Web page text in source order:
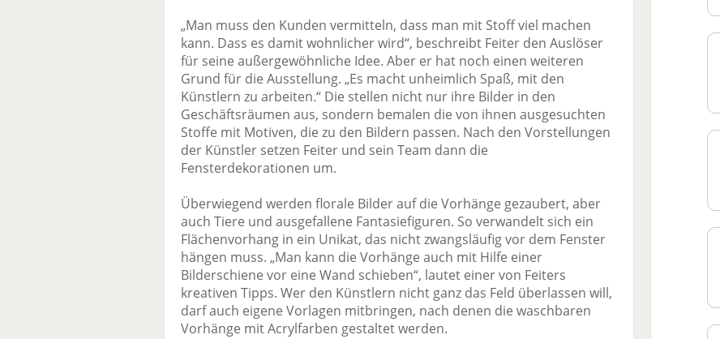
„Man muss den Kunden vermitteln, dass man mit Stoff viel machen
kann. Dass es damit wohnlicher wird“, beschreibt Feiter den Auslöser
für seine außergewöhnliche Idee. Aber er hat noch einen weiteren
Grund für die Ausstellung. „Es macht unheimlich Spaß, mit den
Künstlern zu arbeiten.“ Die stellen nicht nur ihre Bilder in den
Geschäftsräumen aus, sondern bemalen die von ihnen ausgesuchten
Stoffe mit Motiven, die zu den Bildern passen. Nach den Vorstellungen
der Künstler setzen Feiter und sein Team dann die
Fensterdekorationen um.
Überwiegend werden florale Bilder auf die Vorhänge gezaubert, aber
auch Tiere und ausgefallene Fantasiefiguren. So verwandelt sich ein
Flächenvorhang in ein Unikat, das nicht zwangsläufig vor dem Fenster
hängen muss. „Man kann die Vorhänge auch mit Hilfe einer
Bilderschiene vor eine Wand schieben“, lautet einer von Feiters
kreativen Tipps. Wer den Künstlern nicht ganz das Feld überlassen will,
darf auch eigene Vorlagen mitbringen, nach denen die waschbaren
Vorhänge mit Acrylfarben gestaltet werden.